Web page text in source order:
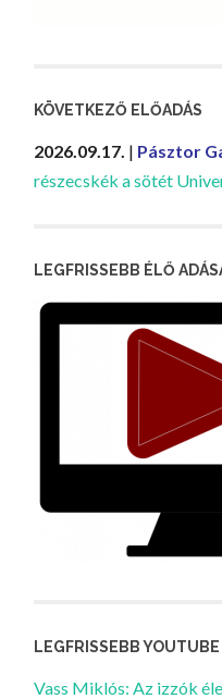
KÖVETKEZŐ ELŐADÁS
2026.09.17. | Pásztor
részecskék a sötét
LEGFRISSEBB ÉLŐ
LEGFRISSEBB
Vass Miklós: Az izzók